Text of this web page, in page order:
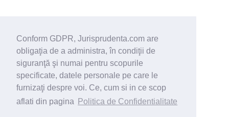
Conform GDPR, Jurisprudenta.com are
obligaţia de a administra, în condiţii de
siguranţă şi numai pentru scopurile
specificate, datele personale pe care le
furnizaţi despre voi. Ce, cum si in ce scop
aflati din pagina
Politica de Confidentialitate